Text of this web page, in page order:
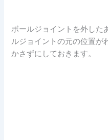
ボールジョイントを外した
ルジョイントの元の位置が
かさずにしておきます。